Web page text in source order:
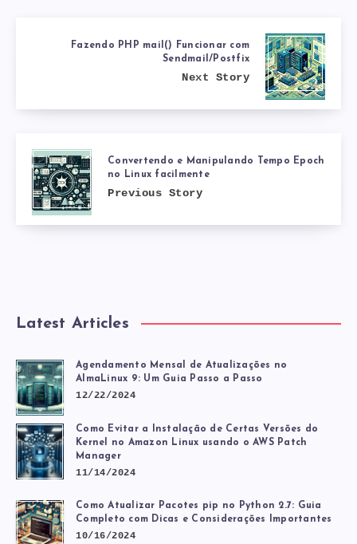
Fazendo PHP mail() Funcionar com
Sendmail/Postfix
Next Story
Convertendo e Manipulando Tempo Epoch
no Linux facilmente
Previous Story
Latest Articles
Agendamento Mensal de Atualizações no
AlmaLinux 9: Um Guia Passo a Passo
12/22/2024
Como Evitar a Instalação de Certas Versões do
Kernel no Amazon Linux usando o AWS Patch
Manager
11/14/2024
Como Atualizar Pacotes pip no Python 2.7: Guia
Completo com Dicas e Considerações Importantes
10/16/2024